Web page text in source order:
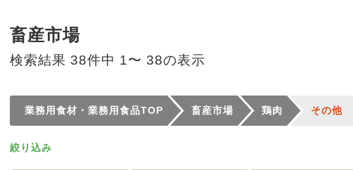
畜産市場
検索結果 38件中 1〜 38の表示
業務用食材・業務用食品TOP 畜産市場 鶏肉 その他
絞り込み